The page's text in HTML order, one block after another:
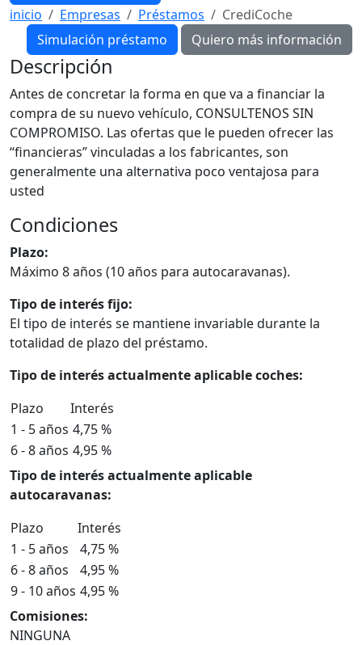
inicio
Empresas Préstamos
CrediCoche
Simulación préstamo
Descripción
Antes de concretar la forma en que va a financiar la
compra de su nuevo vehículo, CONSULTENOS SIN
COMPROMISO. Las ofertas que le pueden ofrecer las
“financieras” vinculadas a los fabricantes, son
generalmente una alternativa poco ventajosa para
usted
Condiciones
Plazo:
Máximo 8 años (10 años para autocaravanas).
Tipo de interés fijo:
El tipo de interés se mantiene invariable durante la
totalidad de plazo del préstamo.
Tipo de interés actualmente aplicable coches:
Plazo
Interés
1 - 5 años 4,75 %
6 - 8 años 4,95 %
Tipo de interés actualmente aplicable
autocaravanas:
Plazo
Interés
1 - 5 años
4,75 %
6 - 8 años
4,95 %
9 - 10 años 4,95 %
Comisiones:
NINGUNA